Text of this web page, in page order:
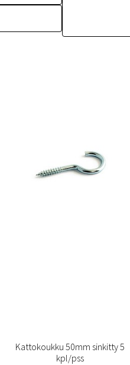
Kattokoukku 50mm sinkitty 5
kpl/pss